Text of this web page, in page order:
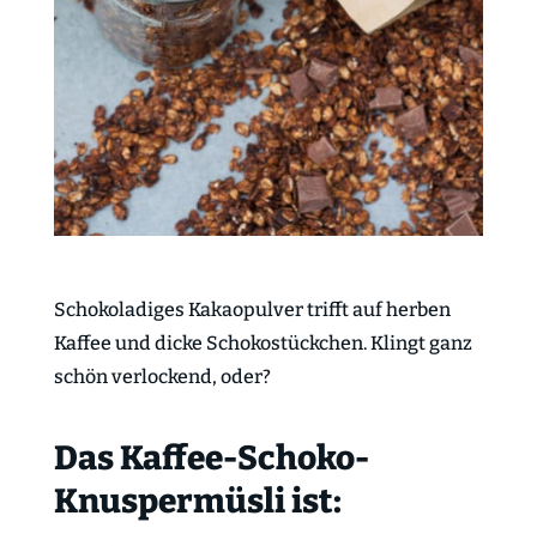
Schokoladiges Kakaopulver trifft auf herben
Kaffee und dicke Schokostückchen. Klingt ganz
schön verlockend, oder?
Das Kaffee-Schoko-
Knuspermüsli ist: